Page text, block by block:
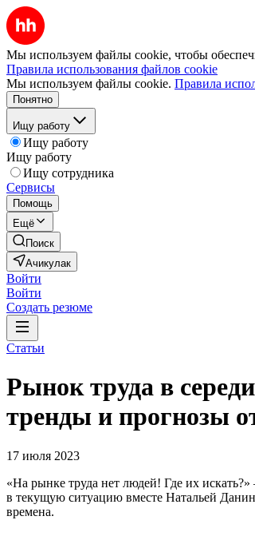
Мы используем файлы cookie, чтобы
Правила использования файлов cookie
Мы используем файлы cookie. Правила
Понятно
Ищу работу
Ищу работу
Ищу работу
Ищу сотрудника
Сервисы
Помощь
Ещё
Поиск
Ачикулак
Войти
Войти
Создать резюме
Статьи
Рынок труда в
тренды и прогнозы
17 июля 2023
«На рынке труда нет людей! Где их
в текущую ситуацию вместе Натальей
времена.